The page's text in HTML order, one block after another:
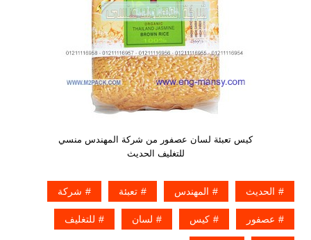
كيس تعبئة لسان عصفور من شركة المهندس منسي
للتغليف الحديث
الحديث المهندس تعبئة شركة
عصفور كيس لسان للتغليف